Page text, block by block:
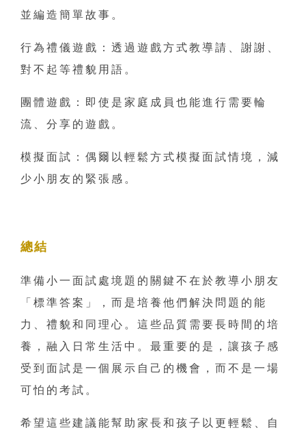
並編造簡單故事。
行為禮儀遊戲：透過遊戲方式教導請、謝謝、
對不起等禮貌用語。
團體遊戲：即使是家庭成員也能進行需要輪
流、分享的遊戲。
模擬面試：偶爾以輕鬆方式模擬面試情境，減
少小朋友的緊張感。
總結
準備小一面試處境題的關鍵不在於教導小朋友
「標準答案」，而是培養他們解決問題的能
力、禮貌和同理心。這些品質需要長時間的培
養，融入日常生活中。最重要的是，讓孩子感
受到面試是一個展示自己的機會，而不是一場
可怕的考試。
希望這些建議能幫助家長和孩子以更輕鬆、自